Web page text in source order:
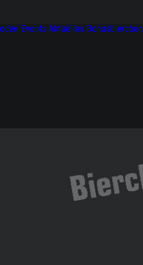
Events Aktuelles Bonusbierchen